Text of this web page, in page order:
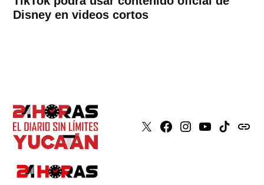
Disney en videos cortos
X Faceboook
Instagram
YoutubeTiktokissuu